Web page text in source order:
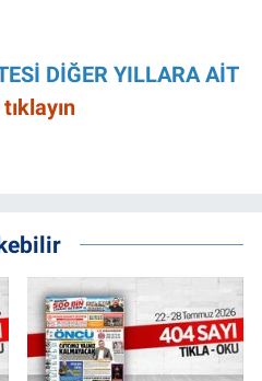
DİĞER YILLARA AİT